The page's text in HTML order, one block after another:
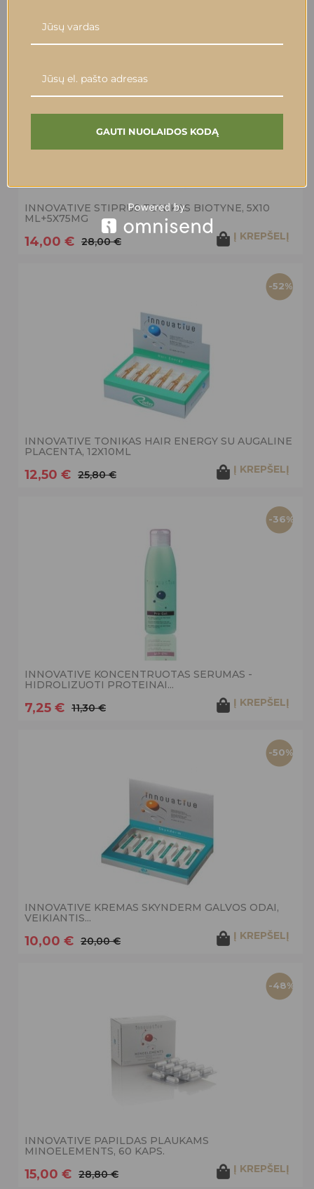
INNOVATIVE STIPRUS TONIKAS BIOTYNE, 5X10
ML+5X75MG
14,00 € 28,00 € Į KREPŠELĮ
-52%
INNOVATIVE TONIKAS HAIR ENERGY SU AUGALINE
PLACENTA, 12X10ML
12,50 € 25,80 € Į KREPŠELĮ
-36%
INNOVATIVE KONCENTRUOTAS SERUMAS -
HIDROLIZUOTI PROTEINAI...
7,25 € 11,30 € Į KREPŠELĮ
-50%
INNOVATIVE KREMAS SKYNDERM GALVOS ODAI,
VEIKIANTIS...
10,00 € 20,00 € Į KREPŠELĮ
-48%
INNOVATIVE PAPILDAS PLAUKAMS
MINOELEMENTS, 60 KAPS.
15,00 € 28,80 € Į KREPŠELĮ
GAUTI NUOLAIDOS KODĄ